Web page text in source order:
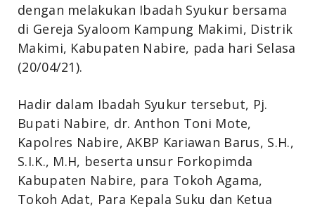
dengan melakukan Ibadah Syukur bersama
di Gereja Syaloom Kampung Makimi, Distrik
Makimi, Kabupaten Nabire, pada hari Selasa
(20/04/21).
Hadir dalam Ibadah Syukur tersebut, Pj.
Bupati Nabire, dr. Anthon Toni Mote,
Kapolres Nabire, AKBP Kariawan Barus, S.H.,
S.I.K., M.H, beserta unsur Forkopimda
Kabupaten Nabire, para Tokoh Agama,
Tokoh Adat, Para Kepala Suku dan Ketua